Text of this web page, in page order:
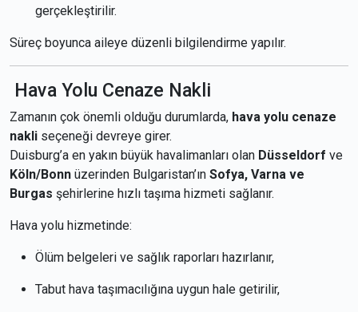
gerçekleştirilir.
Süreç boyunca aileye düzenli bilgilendirme yapılır.
Hava Yolu Cenaze Nakli
Zamanın çok önemli olduğu durumlarda, hava yolu cenaze
nakli seçeneği devreye girer.
Duisburg’a en yakın büyük havalimanları olan Düsseldorf ve
Köln/Bonn üzerinden Bulgaristan’ın Sofya, Varna ve
Burgas şehirlerine hızlı taşıma hizmeti sağlanır.
Hava yolu hizmetinde:
Ölüm belgeleri ve sağlık raporları hazırlanır,
Tabut hava taşımacılığına uygun hale getirilir,